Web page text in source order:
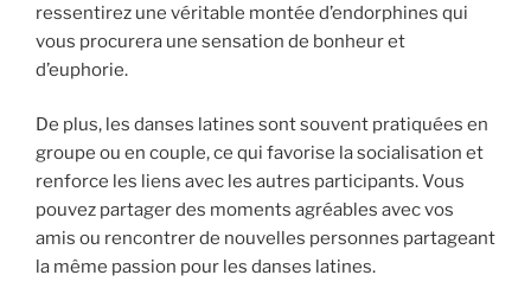
ressentirez une véritable montée d’endorphines qui
vous procurera une sensation de bonheur et
d’euphorie.
De plus, les danses latines sont souvent pratiquées en
groupe ou en couple, ce qui favorise la socialisation et
renforce les liens avec les autres participants. Vous
pouvez partager des moments agréables avec vos
amis ou rencontrer de nouvelles personnes partageant
la même passion pour les danses latines.